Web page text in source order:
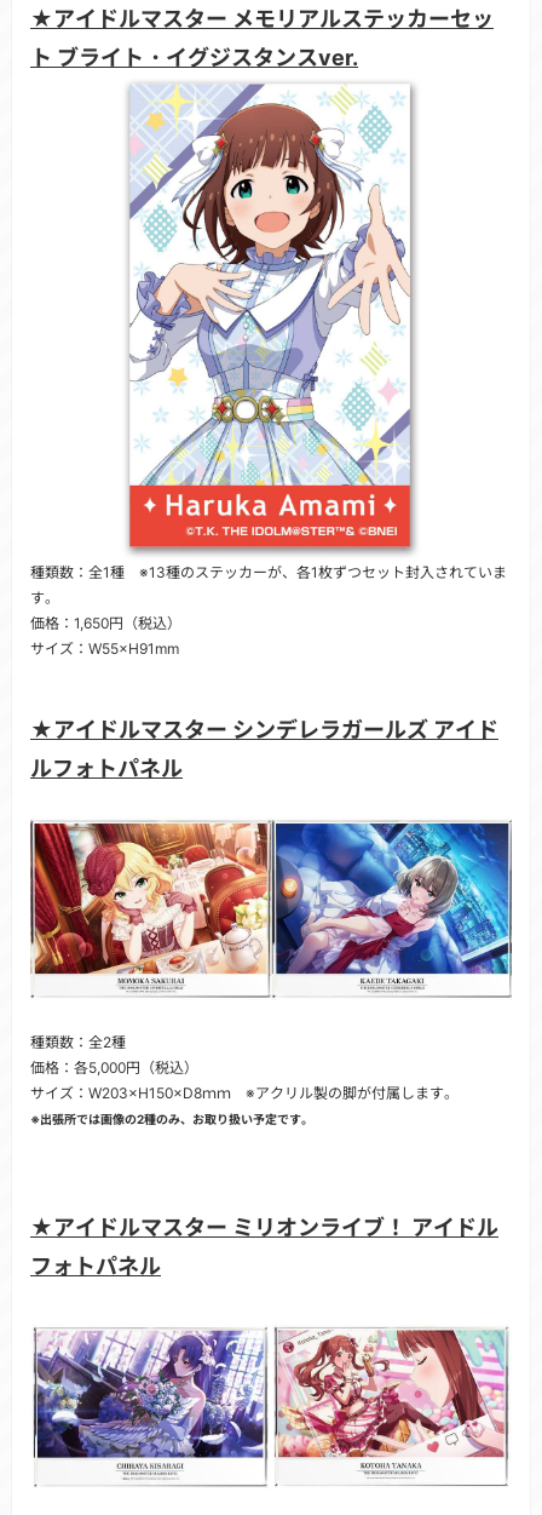
★アイドルマスター メモリアルステッカーセッ
ト ブライト・イグジスタンスver.
種類数：全1種 ※13種のステッカーが、各1枚ずつセット封入されていま
す。
価格：1,650円（税込）
サイズ：W55×H91mm
★アイドルマスター シンデレラガールズ アイド
ルフォトパネル
種類数：全2種
価格：各5,000円（税込）
サイズ：W203×H150×D8ｍｍ ※アクリル製の脚が付属します。
※出張所では画像の2種のみ、お取り扱い予定です。
★アイドルマスター ミリオンライブ！ アイドル
フォトパネル